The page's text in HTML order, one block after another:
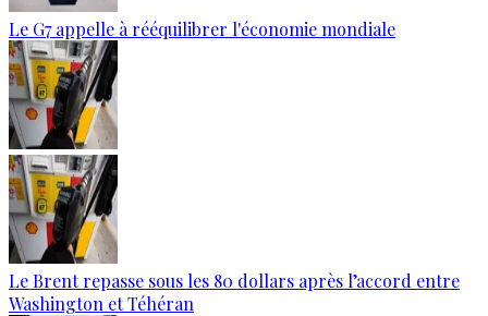
Le G7 appelle à rééquilibrer l'économie mondiale
Le Brent repasse sous les 80 dollars après l’accord entre
Washington et Téhéran